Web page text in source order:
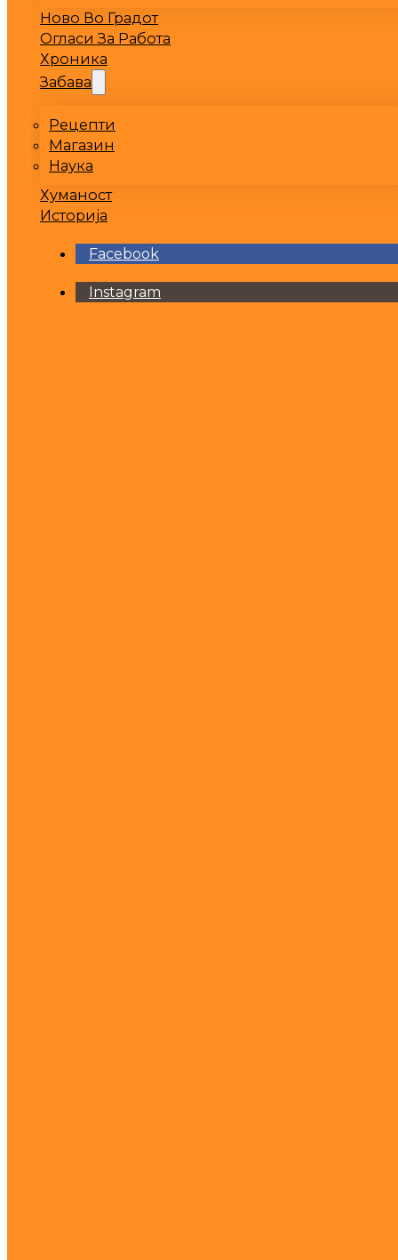
Ново Во Градот
Огласи За Работа
Хроника
Забава
Рецепти
Магазин
Наука
Хуманост
Историја
Facebook
Instagram